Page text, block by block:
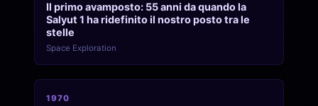
Il primo avamposto: 55 anni da quando la
Salyut 1 ha ridefinito il nostro posto tra le
stelle
Space Exploration
1970